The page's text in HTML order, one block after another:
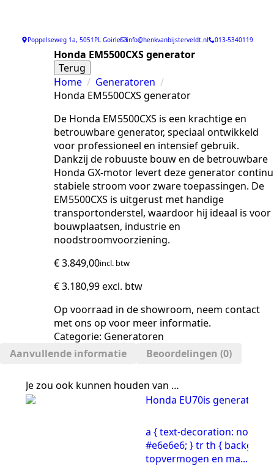
Poppelseweg 1a, 5051PL Goirle info@henkvanbijsterveldt.nl 013-5340119
Honda EM5500CXS generator
Terug
Home
Generatoren
Honda EM5500CXS generator
De Honda EM5500CXS is een krachtige en
betrouwbare generator, speciaal ontwikkeld
voor professioneel en intensief gebruik.
Dankzij de robuuste bouw en de betrouwbare
Honda GX-motor levert deze generator continu
stabiele stroom voor zware toepassingen. De
EM5500CXS is uitgerust met handige
transportonderstel, waardoor hij ideaal is voor
bouwplaatsen, industrie en
noodstroomvoorziening.
€3.849,00incl. btw
€3.180,99excl. btw
Op voorraad in de showroom, neem contact
met ons op voor meer informatie.
Categorie: Generatoren
Aanvullende informatie
Beoordelingen (0)
Je zou ook kunnen houden van …
Honda EU70is generator
a { text-decoration: none;
#e6e6e6; } tr th {
topvermogen en ma...